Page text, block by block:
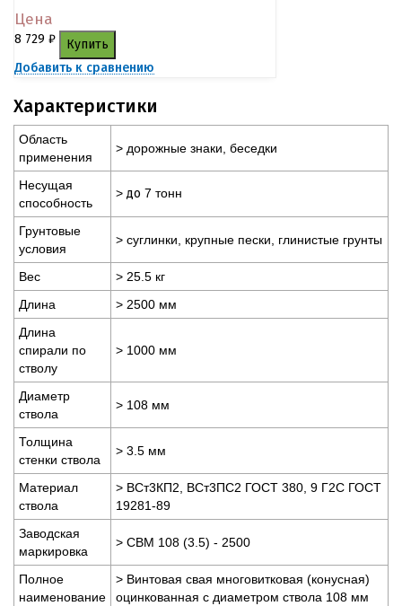
Цена
8 729 ₽
Купить
Добавить к сравнению
Характеристики
Область
применения
> дорожные знаки, беседки
Несущая
способность
> до 7 тонн
Грунтовые
условия
> суглинки, крупные пески, глинистые грунты
Вес
> 25.5 кг
Длина
> 2500 мм
Длина
спирали по
стволу
> 1000 мм
Диаметр
ствола
> 108 мм
Толщина
стенки ствола
> 3.5 мм
Материал
ствола
> ВСт3КП2, ВСт3ПС2 ГОСТ 380, 9 Г2С ГОСТ
19281-89
Заводская
маркировка
> СВМ 108 (3.5) - 2500
Полное
наименование
> Винтовая свая многовитковая (конусная)
оцинкованная с диаметром ствола 108 мм